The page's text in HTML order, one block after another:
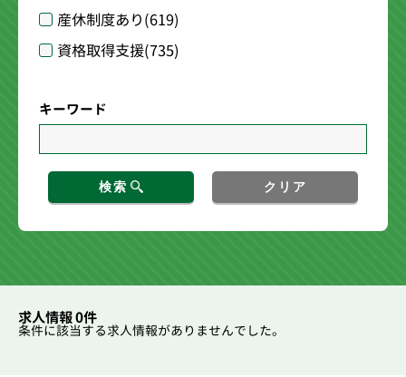
産休制度あり(619)
資格取得支援(735)
キーワード
検索 クリア
求人情報 0件
条件に該当する求人情報がありませんでした。